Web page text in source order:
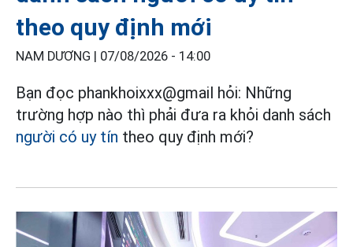
theo quy định mới
NAM DƯƠNG | 07/08/2026 - 14:00
Bạn đọc phankhoixxx@gmail hỏi: Những
trường hợp nào thì phải đưa ra khỏi danh sách
người có uy tín theo quy định mới?